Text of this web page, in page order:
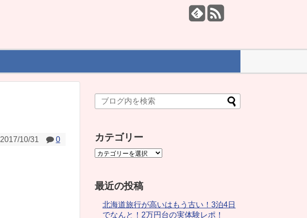
2017/10/31 0 カテゴリー
最近の投稿
北海道旅行が高いはもう古い！3泊4日
でなんと！2万円台の実体験レポ！